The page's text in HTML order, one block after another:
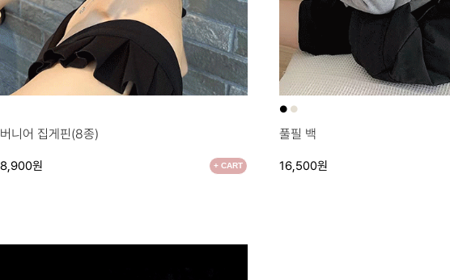
버니어 집게핀(8종)
8,900원 + CART
● ●
풀필 백
16,500원